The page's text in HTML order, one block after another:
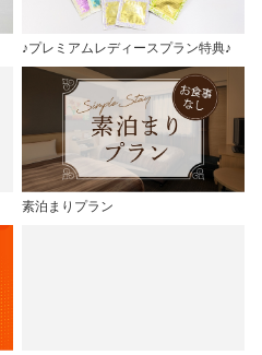
♪プレミアムレディースプラン特典♪
素泊まりプラン